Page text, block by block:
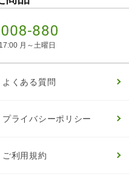
月～土曜日
よくある質問
プライバシーポリシー
ご利用規約